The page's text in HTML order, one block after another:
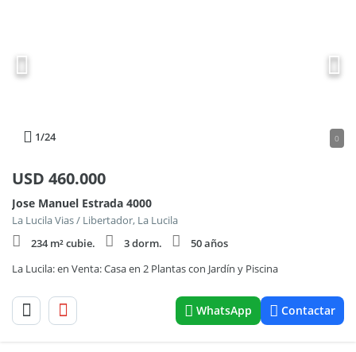
1/24 0
USD 460.000
Jose Manuel Estrada 4000
La Lucila Vias / Libertador, La Lucila
234 m² cubie.
3 dorm.
50 años
La Lucila: en Venta: Casa en 2 Plantas con Jardín y Piscina
WhatsApp Contactar